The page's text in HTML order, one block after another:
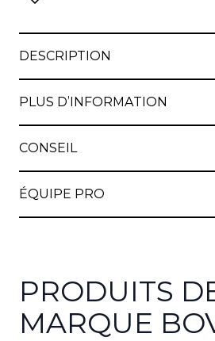
DESCRIPTION
PLUS D’INFORMATION
CONSEIL
ÉQUIPE PRO
PRODUITS
MARQUE